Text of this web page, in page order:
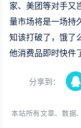
家、美团等对手又
量市场将是一场持
知该打破了，饿了
他消费品即时快件
分享到：
本站所有文章、数据